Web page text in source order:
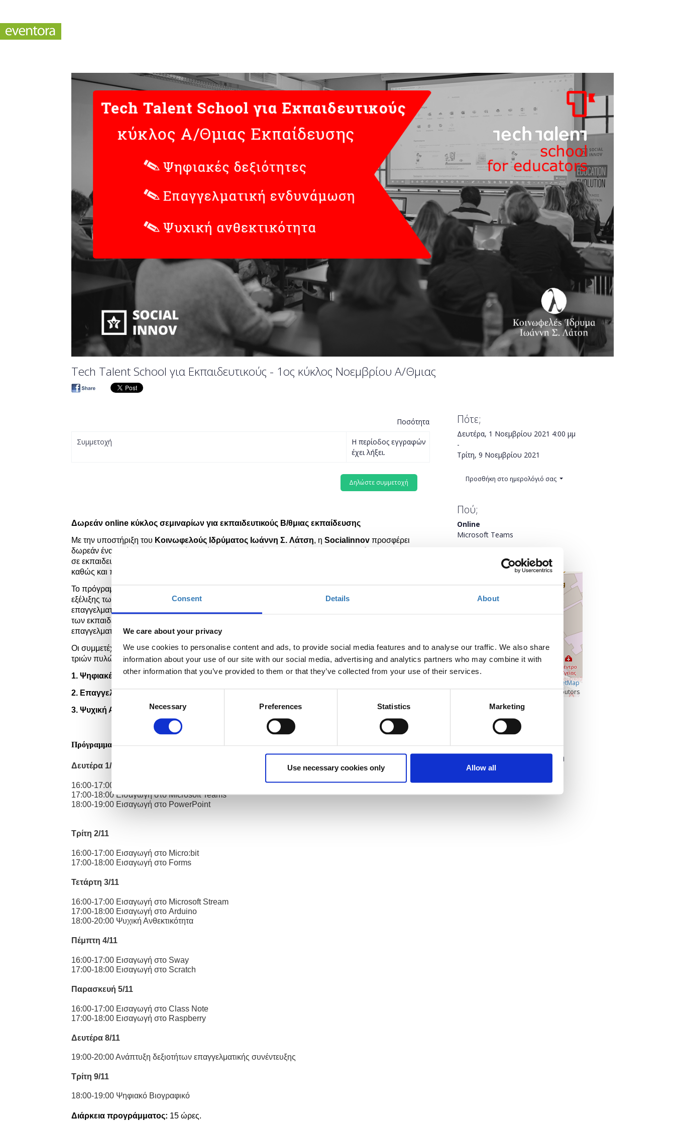
Consent Details About
We care about your privacy
We use cookies to personalise content and ads, to provide social media features and to analyse our traffic. We also share
information about your use of our site with our social media, advertising and analytics partners who may combine it with
other information that you’ve provided to them or that they’ve collected from your use of their services.
Consent
Selection
Necessary Preferences Statistics Marketing
Use necessary cookies only Allow all
Tech Talent School για Εκπαιδευτικούς - 1ος κύκλος Νοεμβρίου Α/Θμιας
Ποσότητα
Συμμετοχή
Η περίοδος εγγραφών
έχει λήξει.
Δωρεάν online κύκλος σεμιναρίων για εκπαιδευτικούς Β/θμιας εκπαίδευσης
Με την υποστήριξη του Κοινωφελούς Ιδρύματος Ιωάννη Σ. Λάτση, η Socialinnov προσφέρει
δωρεάν ένα
σε εκπαιδευτικούς πρωτοβάθμιας και δευτεροβάθμιας εκπαίδευσης, ιδιωτικού και δημόσιου τομέα,
καθώς και προπτυχιακούς φοιτητές της παιδαγωγικής.
Το πρόγραμμα
εξέλιξης των εκπαιδευτικών, όχι μόνο σε σχέση με τη δράση τους μέσα στην τάξη, αλλά και ως
επαγγελματίες.
των εκπαιδευτικών, καθώς ανήκουν σε ομάδα υψηλού κινδύνου για την εμφάνιση του συνδρόμου της
επαγγελματικής εξουθένωσης.
Οι συμμετέχοντες του προγράμματος θα κληθούν να παρακολουθήσουν τα δωρεάν σεμινάρια και των
τριών πυλώνων του προγράμματος:
1. Ψηφιακές Δεξιότητες
2. Επαγγελματική Ενδυνάμωση
3. Ψυχική Ανθεκτικότητα
Πρόγραμμα μαθημάτων
Δευτέρα 1/11
16:00-17:00 Σύγχρονες παιδαγωγικές προσεγγίσεις
17:00-18:00 Εισαγωγή στοMicrosoft Teams
18:00-19:00 Εισαγωγή στο PowerPoint
Τρίτη 2/11
16:00-17:00 Εισαγωγή στο Micro:bit
17:00-18:00 Εισαγωγή στο Forms
Τετάρτη 3/11
16:00-17:00 Εισαγωγή στο MicrosoftStream
17:00-18:00 Εισαγωγή στο Arduino
18:00-20:00 Ψυχική Ανθεκτικότητα
Πέμπτη 4/11
16:00-17:00 Εισαγωγή στο Sway
17:00-18:00 Εισαγωγή στο Scratch
Παρασκευή 5/11
16:00-17:00 Εισαγωγή στο Class Note
17:00-18:00 Εισαγωγή στο Raspberry
Δευτέρα 8/11
19:00-20:00 Ανάπτυξη δεξιοτήτων επαγγελματικής συνέντευξης
Τρίτη 9/11
18:00-19:00 Ψηφιακό Βιογραφικό
Διάρκεια προγράμματος: 15 ώρες.
Πότε;
Δευτέρα, 1 Νοεμβρίου 2021 4:00 μμ
-
Τρίτη, 9 Νοεμβρίου 2021
Προσθήκη στο ημερολόγιό σας
Πού;
Online
Microsoft Teams
OpenStreetMap
contributors
Προβολή μεγαλύτερου χάρτη
Επικοινωνήστε με τον διοργανωτή